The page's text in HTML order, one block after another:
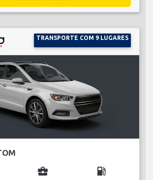
TRANSPORTE COM 9 LUGARES
business_center local_gas_station